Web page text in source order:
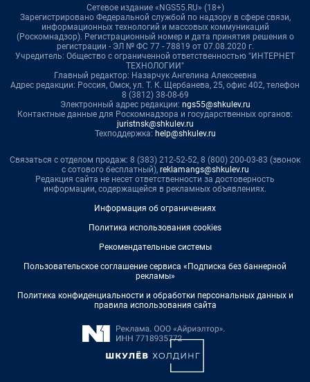
Сетевое издание «NGS55.RU» (18+)
Зарегистрировано Федеральной службой по надзору в сфере связи,
информационных технологий и массовых коммуникаций
(Роскомнадзор). Регистрационный номер и дата принятия решения о
регистрации - ЭЛ № ФС 77 - 78819 от 07.08.2020 г.
Учредитель: Общество с ограниченной ответственностью "ИНТЕРНЕТ
ТЕХНОЛОГИИ"
Главный редактор: Назарчук Ангелина Алексеевна
Адрес редакции: Россия, Омск, ул. Т. К. Щербанева, 25, офис 402, телефон
8 (3812) 38-08-69
Электронный адрес редакции: ngs55@shkulev.ru
Контактные данные для Роскомнадзора и государственных органов:
juristnsk@shkulev.ru
Техподдержка: help@shkulev.ru
Связаться с отделом продаж: 8 (383) 212-52-52, 8 (800) 200-03-83 (звонок
с сотового бесплатный), reklamangs@shkulev.ru
Редакция сайта не несет ответственности за достоверность
информации, содержащейся в рекламных объявлениях.
Информация об ограничениях
Политика использования cookies
Рекомендательные системы
Пользовательское соглашение сервиса «Подписка без баннерной
рекламы»
Политика конфиденциальности и обработки персональных данных и
правила использования сайта